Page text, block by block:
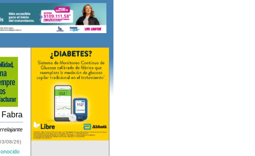
Fabra
08/26)